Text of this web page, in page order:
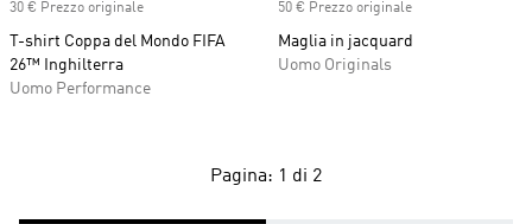
30 € Prezzo originale
T-shirt Coppa del Mondo FIFA
26™ Inghilterra
Uomo Performance
50 € Prezzo originale
Maglia in jacquard
Uomo Originals
Pagina: 1 di 2